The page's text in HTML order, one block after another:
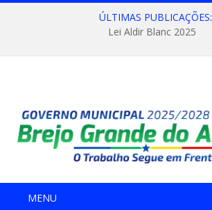
ÚLTIMAS PUBLICAÇÕES:
Lei Aldir Blanc 2025
MENU